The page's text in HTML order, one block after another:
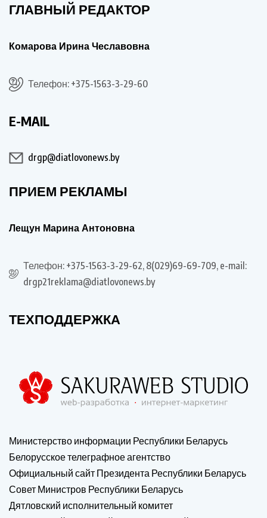
ГЛАВНЫЙ РЕДАКТОР
Комарова Ирина Чеславовна
Телефон: +375-1563-3-29-60
E-MAIL
drgp@diatlovonews.by
ПРИЕМ РЕКЛАМЫ
Лещун Марина Антоновна
Телефон: +375-1563-3-29-62, 8(029)69-69-709, e-mail:
drgp21reklama@diatlovonews.by
ТЕХПОДДЕРЖКА
Министерство информации Республики Беларусь
Белорусское телеграфное агентство
Официальный сайт Президента Республики Беларусь
Совет Министров Республики Беларусь
Дятловский исполнительный комитет